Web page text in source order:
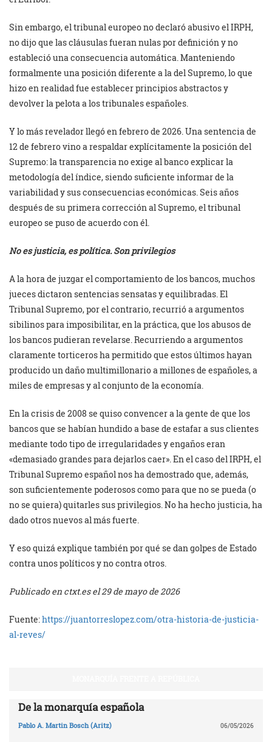
Sin embargo, el tribunal europeo no declaró abusivo el IRPH,
no dijo que las cláusulas fueran nulas por definición y no
estableció una consecuencia automática. Manteniendo
formalmente una posición diferente a la del Supremo, lo que
hizo en realidad fue establecer principios abstractos y
devolver la pelota a los tribunales españoles.
Y lo más revelador llegó en febrero de 2026. Una sentencia de
12 de febrero vino a respaldar explícitamente la posición del
Supremo: la transparencia no exige al banco explicar la
metodología del índice, siendo suficiente informar de la
variabilidad y sus consecuencias económicas. Seis años
después de su primera corrección al Supremo, el tribunal
europeo se puso de acuerdo con él.
No es justicia, es política. Son privilegios
A la hora de juzgar el comportamiento de los bancos, muchos
jueces dictaron sentencias sensatas y equilibradas. El
Tribunal Supremo, por el contrario, recurrió a argumentos
sibilinos para imposibilitar, en la práctica, que los abusos de
los bancos pudieran revelarse. Recurriendo a argumentos
claramente torticeros ha permitido que estos últimos hayan
producido un daño multimillonario a millones de españoles, a
miles de empresas y al conjunto de la economía.
En la crisis de 2008 se quiso convencer a la gente de que los
bancos que se habían hundido a base de estafar a sus clientes
mediante todo tipo de irregularidades y engaños eran
«demasiado grandes para dejarlos caer». En el caso del IRPH, el
Tribunal Supremo español nos ha demostrado que, además,
son suficientemente poderosos como para que no se pueda (o
no se quiera) quitarles sus privilegios. No ha hecho justicia, ha
dado otros nuevos al más fuerte.
Y eso quizá explique también por qué se dan golpes de Estado
contra unos políticos y no contra otros.
Publicado en ctxt.es el 29 de mayo de 2026
Fuente:https://juantorreslopez.com/otra-historia-de-justicia-
al-reves/
De la monarquía española
Pablo A. Martin Bosch (Aritz) 06/05/2026